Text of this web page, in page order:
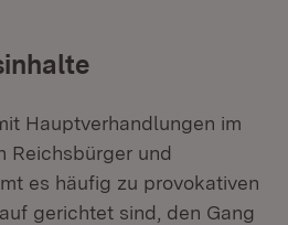
Hauptverhandlungen im
Reichsbürger und
es häufig zu provokativen
gerichtet sind, den Gang